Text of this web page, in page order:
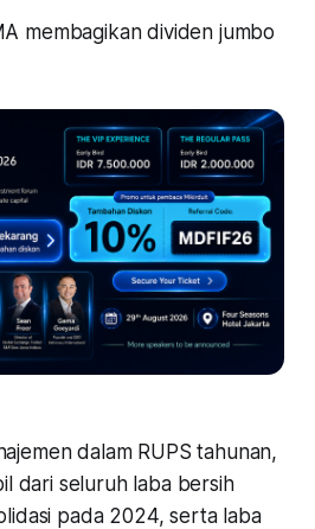
membagikan dividen jumbo
dalam RUPS tahunan,
dari seluruh laba bersih
pada 2024, serta laba